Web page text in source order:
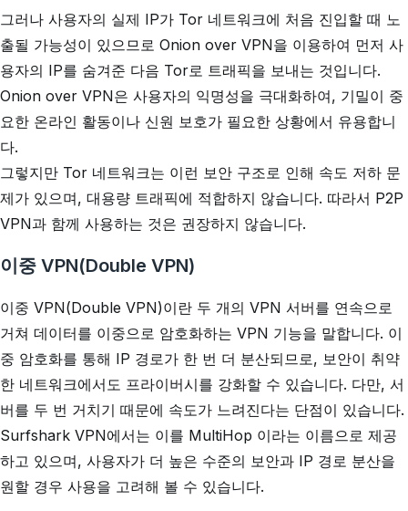
그러나 사용자의 실제 IP가 Tor 네트워크에 처음 진입할 때 노
출될 가능성이 있으므로 Onion over VPN을 이용하여 먼저 사
용자의 IP를 숨겨준 다음 Tor로 트래픽을 보내는 것입니다.
Onion over VPN은 사용자의 익명성을 극대화하여, 기밀이 중
요한 온라인 활동이나 신원 보호가 필요한 상황에서 유용합니
다.
그렇지만 Tor 네트워크는 이런 보안 구조로 인해 속도 저하 문
제가 있으며, 대용량 트래픽에 적합하지 않습니다. 따라서 P2P
VPN과 함께 사용하는 것은 권장하지 않습니다.
이중 VPN(Double VPN)
이중 VPN(Double VPN)이란 두 개의 VPN 서버를 연속으로
거쳐 데이터를 이중으로 암호화하는 VPN 기능을 말합니다. 이
중 암호화를 통해 IP 경로가 한 번 더 분산되므로, 보안이 취약
한 네트워크에서도 프라이버시를 강화할 수 있습니다. 다만, 서
버를 두 번 거치기 때문에 속도가 느려진다는 단점이 있습니다.
Surfshark VPN에서는 이를 MultiHop 이라는 이름으로 제공
하고 있으며, 사용자가 더 높은 수준의 보안과 IP 경로 분산을
원할 경우 사용을 고려해 볼 수 있습니다.